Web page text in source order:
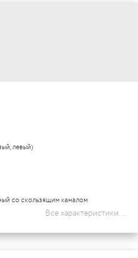
левый)
со скользящим каналом
Все характеристики...